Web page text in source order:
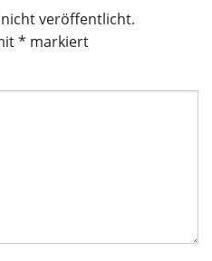
nicht veröffentlicht.
* markiert